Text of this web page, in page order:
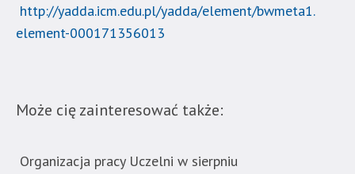
http://yadda.icm.edu.pl/yadda/element/bwmeta1.ele
element-000171356013
Może cię zainteresować także:
Organizacja pracy Uczelni w sierpniu